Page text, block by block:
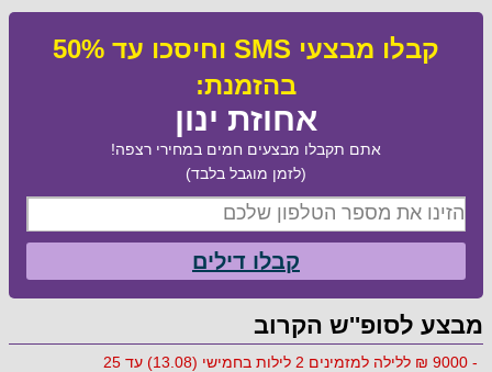
קבלו מבצעי SMS וחיסכו עד 50%
בהזמנת:
אחוזת ינון
אתם תקבלו מבצעים חמים במחירי רצפה!
(לזמן מוגבל בלבד)
קבלו דילים
מבצע לסופ''ש הקרוב
- 9000 ₪ ללילה למזמינים 2 לילות בחמישי (13.08) עד 25